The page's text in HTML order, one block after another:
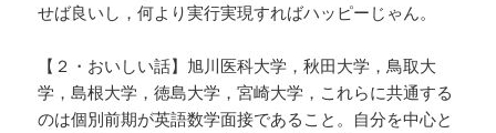
せば良いし，何より実行実現すればハッピーじゃん。
【２・おいしい話】旭川医科大学，秋田大学，鳥取大
学，島根大学，徳島大学，宮崎大学，これらに共通する
のは個別前期が英語数学面接であること。自分を中心と